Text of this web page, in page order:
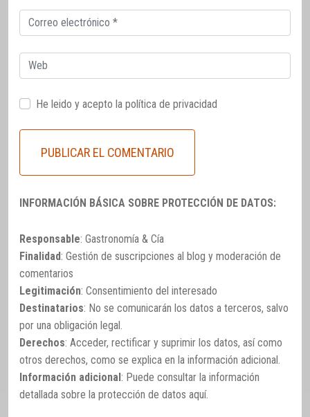
Correo
electrónico
Web
He leido y acepto la política de privacidad
INFORMACIÓN BÁSICA SOBRE PROTECCIÓN DE DATOS:
Responsable: Gastronomía & Cía
Finalidad: Gestión de suscripciones al blog y moderación de
comentarios
Legitimación: Consentimiento del interesado
Destinatarios: No se comunicarán los datos a terceros, salvo
por una obligación legal.
Derechos: Acceder, rectificar y suprimir los datos, así como
otros derechos, como se explica en la información adicional.
Información adicional : Puede consultar la información
detallada sobre la protección de datos aquí.